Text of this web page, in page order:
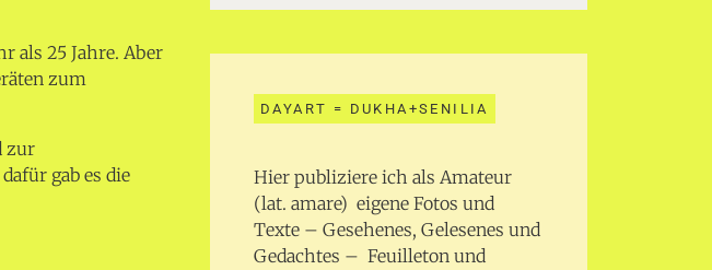
als 25 Jahre. Aber
zum
zur
gab es die
DAYART = DUKHA+SENILIA
Hier publiziere ich als Amateur
(lat. amare) eigene Fotos und
Texte – Gesehenes, Gelesenes und
Gedachtes – Feuilleton und